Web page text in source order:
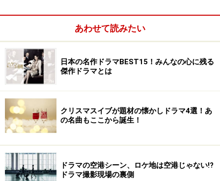
Amazonで見る
■アクションの神髄を魅せる 『SP 警視庁警備部警護課
第四係』
2007年11月～2008年1月 フジテレビ系列にて放送
作品の魅力がジワジワと浸透した『SP』は、深夜ドラマ
に新しい風を吹き込みました。岡田准一演じる主人公の
あわせて読みたい
日本の名作ドラマBEST15！みんなの心に残る
傑作ドラマとは
クリスマスイブが題材の懐かしドラマ4選！あ
の名曲もここから誕生！
ドラマの空港シーン、ロケ地は空港じゃない!?
ドラマ撮影現場の裏側